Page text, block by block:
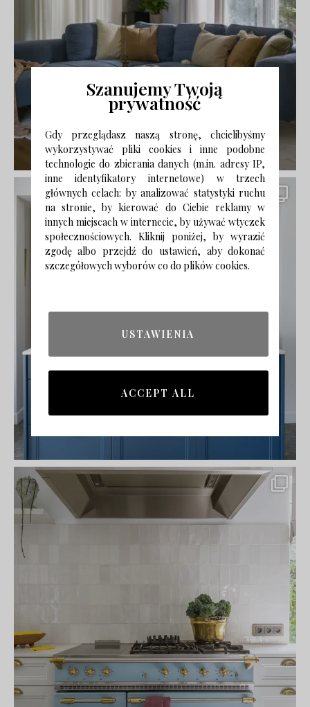
Szanujemy Twoją
prywatność
Gdy przeglądasz naszą stronę, chcielibyśmy
wykorzystywać pliki cookies i inne podobne
technologie do zbierania danych (m.in. adresy IP,
inne identyfikatory internetowe) w trzech
głównych celach: by analizować statystyki ruchu
na stronie, by kierować do Ciebie reklamy w
innych miejscach w internecie, by używać wtyczek
społecznościowych. Kliknij poniżej, by wyrazić
zgodę albo przejdź do ustawień, aby dokonać
szczegółowych wyborów co do plików cookies.
USTAWIENIA
ACCEPT ALL